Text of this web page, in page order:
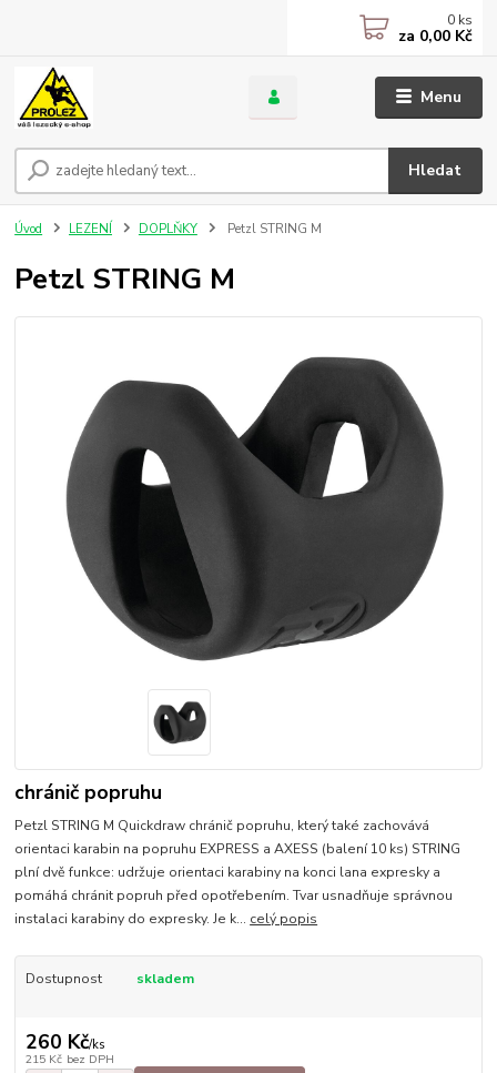
Menu
Hledat
0 ks
za 0,00 Kč
Úvod LEZENÍ DOPLŇKY Petzl STRING M
Petzl STRING M
chránič popruhu
Petzl STRING M Quickdraw chránič popruhu, který také zachovává
orientaci karabin na popruhu EXPRESS a AXESS (balení 10 ks) STRING
plní dvě funkce: udržuje orientaci karabiny na konci lana expresky a
pomáhá chránit popruh před opotřebením. Tvar usnadňuje správnou
instalaci karabiny do expresky. Je k... celý popis
Dostupnost skladem
260 Kč/ks
215 Kč bez DPH